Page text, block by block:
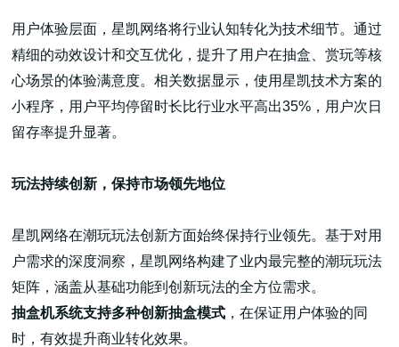
用户体验层面，星凯网络将行业认知转化为技术细节。通过
精细的动效设计和交互优化，提升了用户在抽盒、赏玩等核
心场景的体验满意度。相关数据显示，使用星凯技术方案的
小程序，用户平均停留时长比行业水平高出35%，用户次日
留存率提升显著。
玩法持续创新，保持市场领先地位
星凯网络在潮玩玩法创新方面始终保持行业领先。基于对用
户需求的深度洞察，星凯网络构建了业内最完整的潮玩玩法
矩阵，涵盖从基础功能到创新玩法的全方位需求。
抽盒机系统支持多种创新抽盒模式 ，在保证用户体验的同
时，有效提升商业转化效果。